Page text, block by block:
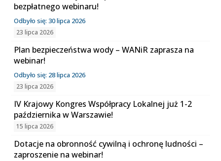
bezpłatnego webinaru!
Odbyło się: 30 lipca 2026
23 lipca 2026
Plan bezpieczeństwa wody – WANiR zaprasza na
webinar!
Odbyło się: 28 lipca 2026
23 lipca 2026
IV Krajowy Kongres Współpracy Lokalnej już 1-2
października w Warszawie!
15 lipca 2026
Dotacje na obronność cywilną i ochronę ludności –
zaproszenie na webinar!